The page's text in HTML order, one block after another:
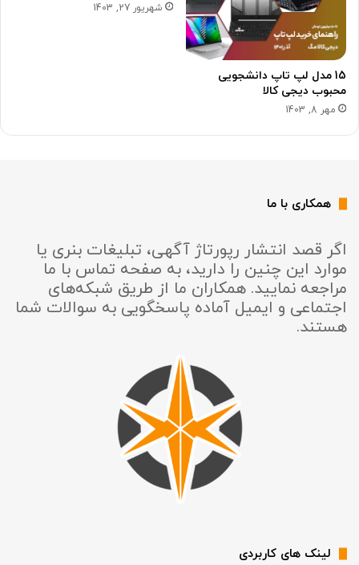
15 مدل لپ تاپ دانشجویی
محبوب دیجی کالا
مهر 8, 1403
شهریور 27, 1403
همکاری با ما
اگر قصد انتشار رپورتاژ آگهی، تبلیغات بنری یا
موارد این چنین را دارید، به صفحه تماس با ما
مراجعه نمایید. همکاران ما از طریق شبکه‌های
اجتماعی و ایمیل آماده پاسخگویی به سوالات شما
هستند.
لینک های کاربردی